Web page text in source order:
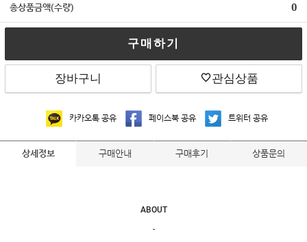
총상품금액(수량) 0
구매하기
장바구니 관심상품
카카오톡 공유 페이스북 공유 트위터 공유
상세정보 구매안내 구매후기 상품문의
ABOUT
-